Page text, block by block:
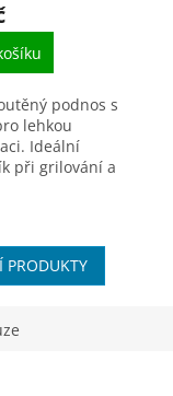
podnos s
lehkou
Ideální
při grilování a
PRODUKTY